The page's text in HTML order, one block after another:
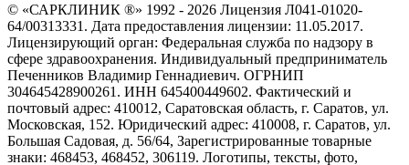
© «САРКЛИНИК ®» 1992 - 2026 Лицензия Л041-01020-
64/00313331. Дата предоставления лицензии: 11.05.2017.
Лицензирующий орган: Федеральная служба по надзору в
сфере здравоохранения. Индивидуальный предприниматель
Печенников Владимир Геннадиевич. ОГРНИП
304645428900261. ИНН 645400449602. Фактический и
почтовый адрес: 410012, Саратовская область, г. Саратов, ул.
Московская, 152. Юридический адрес: 410008, г. Саратов, ул.
Большая Садовая, д. 56/64, Зарегистрированные товарные
знаки: 468453, 468452, 306119. Логотипы, тексты, фото,